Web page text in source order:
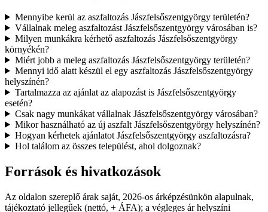
Mennyibe kerül az aszfaltozás Jászfelsőszentgyörgy területén?
Vállalnak meleg aszfaltozást Jászfelsőszentgyörgy városában is?
Milyen munkákra kérhető aszfaltozás Jászfelsőszentgyörgy
környékén?
Miért jobb a meleg aszfaltozás Jászfelsőszentgyörgy területén?
Mennyi idő alatt készül el egy aszfaltozás Jászfelsőszentgyörgy
helyszínén?
Tartalmazza az ajánlat az alapozást is Jászfelsőszentgyörgy
esetén?
Csak nagy munkákat vállalnak Jászfelsőszentgyörgy városában?
Mikor használható az új aszfalt Jászfelsőszentgyörgy helyszínén?
Hogyan kérhetek ajánlatot Jászfelsőszentgyörgy aszfaltozásra?
Hol találom az összes települést, ahol dolgoznak?
Források és hivatkozások
Az oldalon szereplő árak saját, 2026-os árképzésünkön alapulnak,
tájékoztató jellegűek (nettó, + ÁFA); a végleges ár helyszíni